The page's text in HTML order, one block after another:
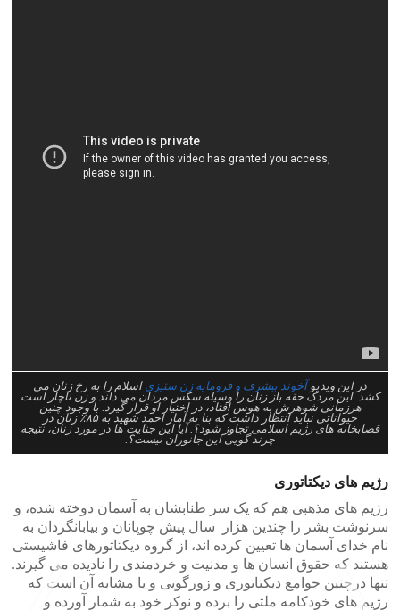
در این ویدیوآخوند بیشرف و فرومایه زن ستیزی اسلام را به رخ زنان می
کشد. این مردک حقه باز زنان را وسیله سکس مردان می داند و زن ناچار است
هرزمانی شوهرش به هوس افتاد، در اختیار او قرار گیرد. با وجود چنین
حیواناتی نباید انتظار داشت که بنا به آمار احمد شهید به ۸۵٪ زنان در
قصابخانه های رژیم اسلامی تجاوز شود؟. آیا این جنایت ها در مورد زنان، نتیجه
چرند گویی این جانوران نیست؟.
رژیم های دیکتاتوری
رژیم های مذهبی هم که یک سر طنابشان به آسمان دوخته شده، و
سرنوشت بشر را چندین هزار سال پیش چوپانان و بیابانگردان به
نام خدای آسمان ها تعیین کرده اند، از گروه دیکتاتورهای فاشیستی
هستند که حقوق انسان ها و مدنیت و خردمندی را نادیده می گیرند.
تنها درچنین جوامع دیکتاتوری و زورگویی و یا مشابه آن است که
رژیم های خودکامه ملتی را برده و نوکر خود به شمار آورده و